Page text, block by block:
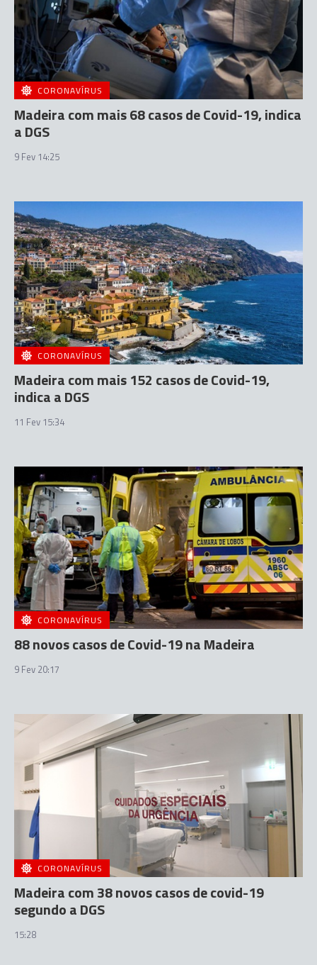
CORONAVÍRUS
Madeira com mais 68 casos de Covid-19, indica
a DGS
9 Fev 14:25
CORONAVÍRUS
Madeira com mais 152 casos de Covid-19,
indica a DGS
11 Fev 15:34
CORONAVÍRUS
88 novos casos de Covid-19 na Madeira
9 Fev 20:17
CORONAVÍRUS
Madeira com 38 novos casos de covid-19
segundo a DGS
15:28